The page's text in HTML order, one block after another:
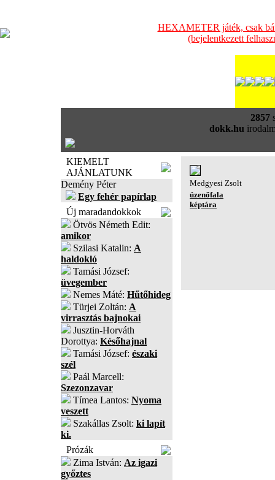
HEXAMETER játék, csak
(bejelentkezett
2857
dokk.hu
KIEMELT
AJÁNLATUNK
Demény Péter
Egy fehér papírlap
Új maradandokkok
Ötvös Németh Edit:
amikor
Szilasi Katalin: A
haldokló
Tamási József:
üvegember
Nemes Máté: Hűtőhideg
Türjei Zoltán: A
virrasztás bajnokai
Jusztin-Horváth
Dorottya: Későhajnal
Tamási József: északi
szél
Paál Marcell:
Szezonzavar
Tímea Lantos: Nyoma
veszett
Szakállas Zsolt: ki lapít
ki.
Prózák
Zima István: Az igazi
győztes
Medgyesi Zsolt
üzenőfala
képtára